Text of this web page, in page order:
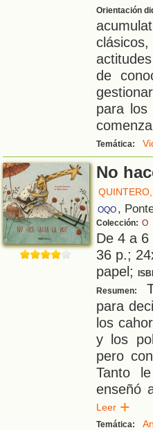
Orientación
de
para los
Temática:
No
OQO ,
Colección: O
De 4 a
36 p.;
papel;
Resumen:
para
los
y los
pero
Tanto
enseñó
Leer
Temática: